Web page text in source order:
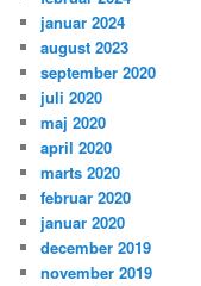
januar 2024
august 2023
september 2020
juli 2020
maj 2020
april 2020
marts 2020
februar 2020
januar 2020
december 2019
november 2019